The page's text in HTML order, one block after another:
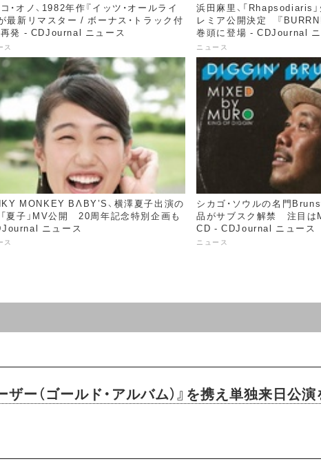
・オノ、1982年作『イッツ・オールライ
が最新リマスター / ボーナス・トラック付
再発 - CDJournal ニュース
ス
浜田麻里、「Rhapsodiaris
レミア公開決定 『
巻頭に登場 - CDJournal
ニュース
MONKEY BΛBY’S、横澤夏子出演の
夏子」MV公開 20周年記念特別企画も
ニュース
ス
シカゴ・ソウルの名門
品がサブスク解禁 注目は
CD - CDJournal ニュース
ニュース
ザー（ゴールド・アルバム）』を携え単独来日公